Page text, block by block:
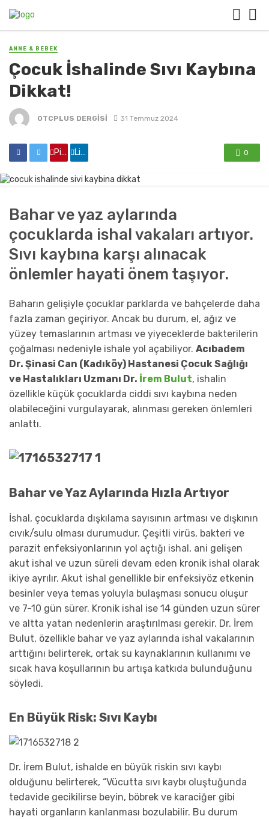
ANNE & BEBEK
Çocuk İshalinde Sıvı Kaybına
Dikkat!
OTCPLUS DERGİSİ 31 Temmuz 2024
Pinterest'de paylaş Linkedin'de paylaş 0
Bahar ve yaz aylarında
çocuklarda ishal vakaları artıyor.
Sıvı kaybına karşı alınacak
önlemler hayati önem taşıyor.
Baharın gelişiyle çocuklar parklarda ve bahçelerde daha
fazla zaman geçiriyor. Ancak bu durum, el, ağız ve
yüzey temaslarının artması ve yiyeceklerde bakterilerin
çoğalması nedeniyle ishale yol açabiliyor. Acıbadem
Dr. Şinasi Can (Kadıköy) Hastanesi Çocuk Sağlığı
ve Hastalıkları Uzmanı Dr. İrem Bulut, ishalin
özellikle küçük çocuklarda ciddi sıvı kaybına neden
olabileceğini vurgulayarak, alınması gereken önlemleri
anlattı.
Bahar ve Yaz Aylarında Hızla Artıyor
İshal, çocuklarda dışkılama sayısının artması ve dışkının
cıvık/sulu olması durumudur. Çeşitli virüs, bakteri ve
parazit enfeksiyonlarının yol açtığı ishal, ani gelişen
akut ishal ve uzun süreli devam eden kronik ishal olarak
ikiye ayrılır. Akut ishal genellikle bir enfeksiyöz etkenin
besinler veya temas yoluyla bulaşması sonucu oluşur
ve 7-10 gün sürer. Kronik ishal ise 14 günden uzun sürer
ve altta yatan nedenlerin araştırılması gerekir. Dr. İrem
Bulut, özellikle bahar ve yaz aylarında ishal vakalarının
arttığını belirterek, ortak su kaynaklarının kullanımı ve
sıcak hava koşullarının bu artışa katkıda bulunduğunu
söyledi.
En Büyük Risk: Sıvı Kaybı
Dr. İrem Bulut, ishalde en büyük riskin sıvı kaybı
olduğunu belirterek, “Vücutta sıvı kaybı oluştuğunda
tedavide gecikilirse beyin, böbrek ve karaciğer gibi
hayati organların kanlanması bozulabilir. Bu durum